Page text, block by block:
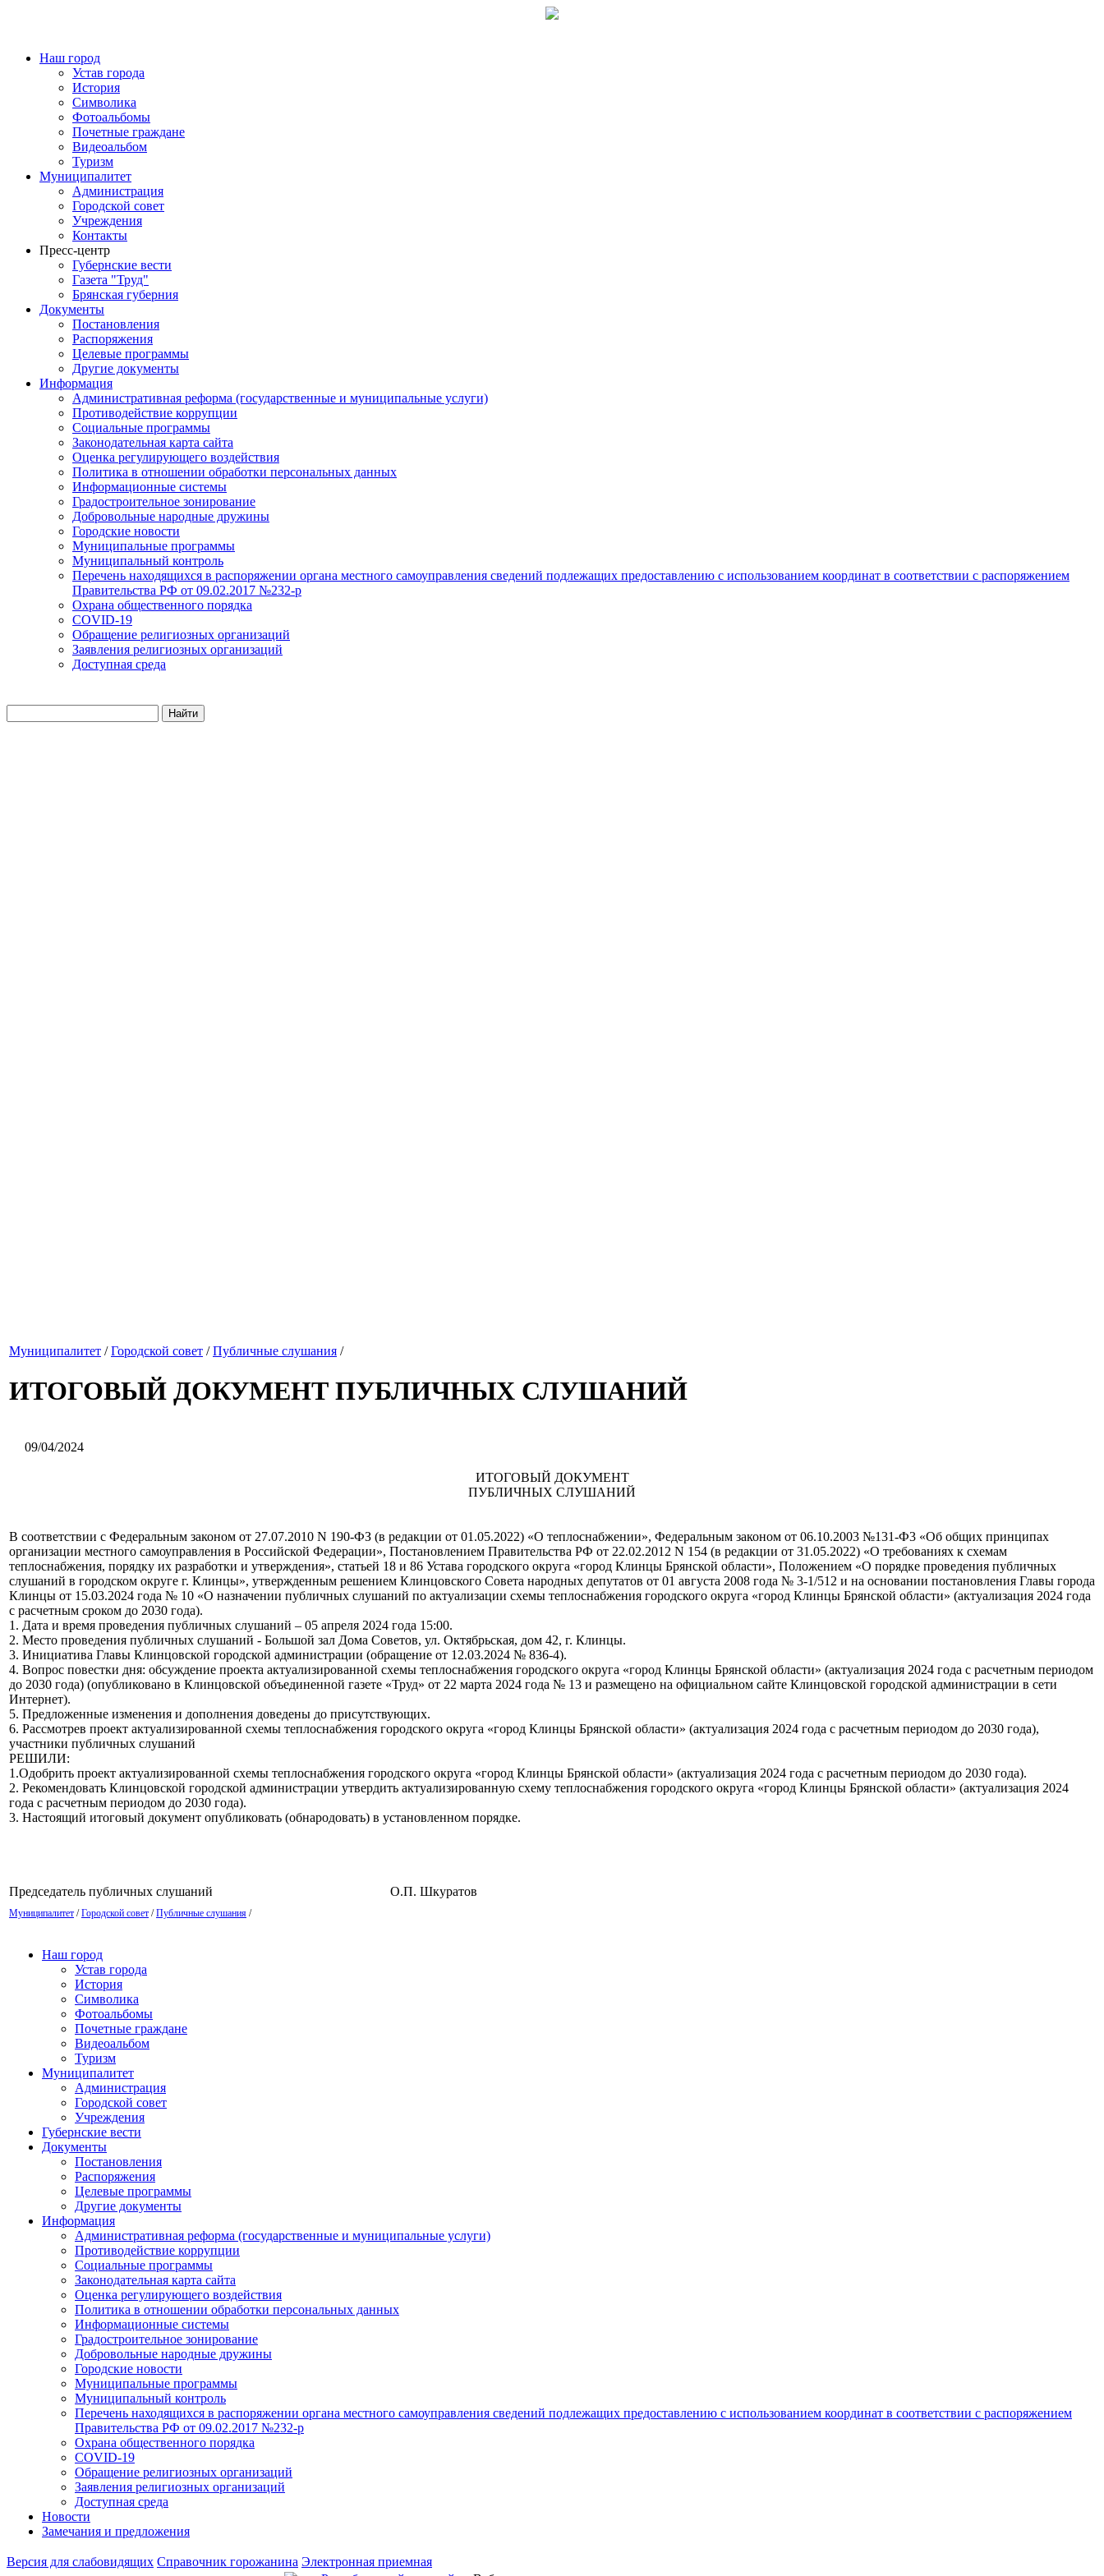
Наш город
Устав города
История
Символика
Фотоальбомы
Почетные граждане
Видеоальбом
Туризм
Муниципалитет
Администрация
Городской совет
Учреждения
Контакты
Пресс-центр
Губернские вести
Газета "Труд"
Брянская губерния
Документы
Постановления
Распоряжения
Целевые программы
Другие документы
Информация
Административная реформа (государственные и муниципальные услуги)
Противодействие коррупции
Социальные программы
Законодательная карта сайта
Оценка регулирующего воздействия
Политика в отношении обработки персональных данных
Информационные системы
Градостроительное зонирование
Добровольные народные дружины
Городские новости
Муниципальные программы
Муниципальный контроль
Перечень находящихся в распоряжении органа местного самоуправления сведений подлежащих предоставлению с использованием координат в соответствии с распоряжением
Правительства РФ от 09.02.2017 №232-р
Охрана общественного порядка
COVID-19
Обращение религиозных организаций
Заявления религиозных организаций
Доступная среда
Найти
Муниципалитет /Городской совет /Публичные слушания /
ИТОГОВЫЙ ДОКУМЕНТ ПУБЛИЧНЫХ СЛУШАНИЙ
09/04/2024
ИТОГОВЫЙ ДОКУМЕНТ
ПУБЛИЧНЫХ СЛУШАНИЙ
В соответствии с Федеральным законом от 27.07.2010 N 190-ФЗ (в редакции от 01.05.2022) «О теплоснабжении», Федеральным законом от 06.10.2003 №131-Ф3 «Об общих принципах
организации местного самоуправления в Российской Федерации», Постановлением Правительства РФ от 22.02.2012 N 154 (в редакции от 31.05.2022) «О требованиях к схемам
теплоснабжения, порядку их разработки и утверждения», статьей 18 и 86 Устава городского округа «город Клинцы Брянской области», Положением «О порядке проведения публичных
слушаний в городском округе г. Клинцы», утвержденным решением Клинцовского Совета народных депутатов от 01 августа 2008 года № 3-1/512 и на основании постановления Главы города
Клинцы от 15.03.2024 года № 10 «О назначении публичных слушаний по актуализации схемы теплоснабжения городского округа «город Клинцы Брянской области» (актуализация 2024 года
с расчетным сроком до 2030 года).
1. Дата и время проведения публичных слушаний – 05 апреля 2024 года 15:00.
2. Место проведения публичных слушаний - Большой зал Дома Советов, ул. Октябрьская, дом 42, г. Клинцы.
3. Инициатива Главы Клинцовской городской администрации (обращение от 12.03.2024 № 836-4).
4. Вопрос повестки дня: обсуждение проекта актуализированной схемы теплоснабжения городского округа «город Клинцы Брянской области» (актуализация 2024 года с расчетным периодом
до 2030 года) (опубликовано в Клинцовской объединенной газете «Труд» от 22 марта 2024 года № 13 и размещено на официальном сайте Клинцовской городской администрации в сети
Интернет).
5. Предложенные изменения и дополнения доведены до присутствующих.
6. Рассмотрев проект актуализированной схемы теплоснабжения городского округа «город Клинцы Брянской области» (актуализация 2024 года с расчетным периодом до 2030 года),
участники публичных слушаний
РЕШИЛИ:
1.Одобрить проект актуализированной схемы теплоснабжения городского округа «город Клинцы Брянской области» (актуализация 2024 года с расчетным периодом до 2030 года).
2. Рекомендовать Клинцовской городской администрации утвердить актуализированную схему теплоснабжения городского округа «город Клинцы Брянской области» (актуализация 2024
года с расчетным периодом до 2030 года).
3. Настоящий итоговый документ опубликовать (обнародовать) в установленном порядке.
Председатель публичных слушаний О.П. Шкуратов
Муниципалитет /Городской совет /Публичные слушания /
Наш город
Устав города
История
Символика
Фотоальбомы
Почетные граждане
Видеоальбом
Туризм
Муниципалитет
Администрация
Городской совет
Учреждения
Губернские вести
Документы
Постановления
Распоряжения
Целевые программы
Другие документы
Информация
Административная реформа (государственные и муниципальные услуги)
Противодействие коррупции
Социальные программы
Законодательная карта сайта
Оценка регулирующего воздействия
Политика в отношении обработки персональных данных
Информационные системы
Градостроительное зонирование
Добровольные народные дружины
Городские новости
Муниципальные программы
Муниципальный контроль
Перечень находящихся в распоряжении органа местного самоуправления сведений подлежащих предоставлению с использованием координат в соответствии с распоряжением
Правительства РФ от 09.02.2017 №232-р
Охрана общественного порядка
COVID-19
Обращение религиозных организаций
Заявления религиозных организаций
Доступная среда
Новости
Замечания и предложения
Версия для слабовидящих Справочник горожанина Электронная приемная